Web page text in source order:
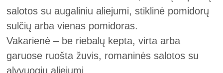
salotos su augaliniu aliejumi, stiklinė pomidorų
sulčių arba vienas pomidoras.
Vakarienė – be riebalų kepta, virta arba
garuose ruošta žuvis, romaninės salotos su
alyvuogių aliejumi.